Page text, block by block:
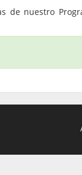
de nuestro